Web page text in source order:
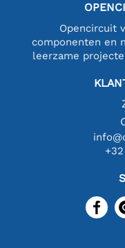
Opencircuit
componenten en
leerzame